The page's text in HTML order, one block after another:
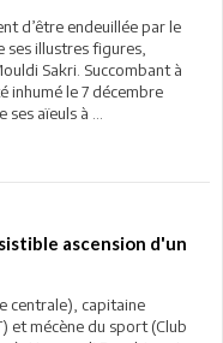
d’être endeuillée par le
ses illustres figures,
Sakri. Succombant à
inhumé le 7 décembre
aïeuls à ...
ascension d'un
centrale), capitaine
et mécène du sport (Club